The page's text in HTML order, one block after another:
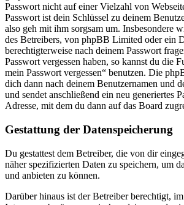
Passwort nicht auf einer Vielzahl von
Passwort ist dein Schlüssel zu deinem
also geh mit ihm sorgsam um. Insbesondere
des Betreibers, von phpBB Limited oder ein
berechtigterweise nach deinem Passwort
Passwort vergessen haben, so kannst du die
mein Passwort vergessen“ benutzen. Die
dich dann nach deinem Benutzernamen und
und sendet anschließend ein neu generiertes
Adresse, mit dem du dann auf das Board
Gestattung der Datenspeicherung
Du gestattest dem Betreiber, die von dir
näher spezifizierten Daten zu speichern, um
und anbieten zu können.
Darüber hinaus ist der Betreiber berechtigt,